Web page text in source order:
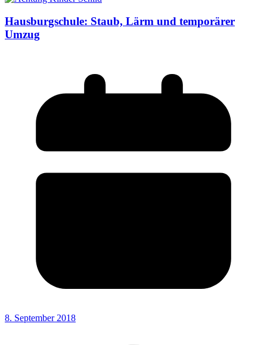
Hausburgschule: Staub, Lärm und temporärer
Umzug
8. September 2018